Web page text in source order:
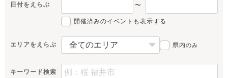
日付をえらぶ 〜
開催済みのイベントも表示する
エリアをえらぶ 県内のみ
キーワード検索